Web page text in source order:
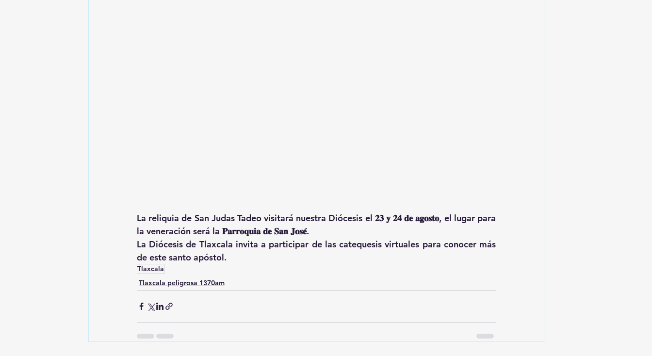
La reliquia de San Judas Tadeo visitará nuestra Diócesis el 𝟐𝟑 𝐲 𝟐𝟒 𝐝𝐞 𝐚𝐠𝐨𝐬𝐭𝐨, el lugar para
la veneración será la 𝐏𝐚𝐫𝐫𝐨𝐪𝐮𝐢𝐚 𝐝𝐞 𝐒𝐚𝐧 𝐉𝐨𝐬𝐞́.
La Diócesis de Tlaxcala invita a participar de las catequesis virtuales para conocer más
de este santo apóstol.
Tlaxcala
Tlaxcala peligrosa 1370am